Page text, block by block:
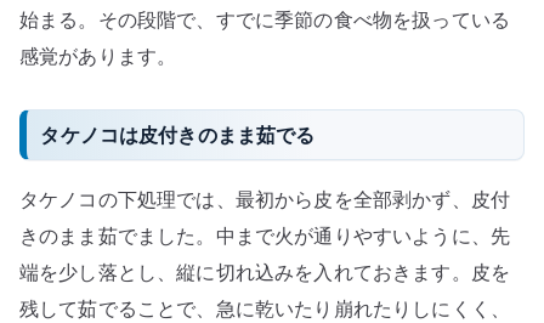
始まる。その段階で、すでに季節の食べ物を扱っている
感覚があります。
タケノコは皮付きのまま茹でる
タケノコの下処理では、最初から皮を全部剥かず、皮付
きのまま茹でました。中まで火が通りやすいように、先
端を少し落とし、縦に切れ込みを入れておきます。皮を
残して茹でることで、急に乾いたり崩れたりしにくく、